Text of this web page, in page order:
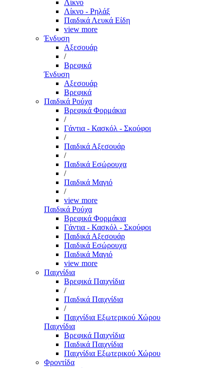
Λίκνο
Λίκνο - Ρηλάξ
Παιδικά Λευκά Είδη
view more
Ένδυση
Αξεσουάρ
/
Βρεφικά
Ένδυση
Αξεσουάρ
Βρεφικά
Παιδικά Ρούχα
Βρεφικά Φορμάκια
/
Γάντια - Κασκόλ - Σκούφοι
/
Παιδικά Αξεσουάρ
/
Παιδικά Εσώρουχα
/
Παιδικά Μαγιό
/
view more
Παιδικά Ρούχα
Βρεφικά Φορμάκια
Γάντια - Κασκόλ - Σκούφοι
Παιδικά Αξεσουάρ
Παιδικά Εσώρουχα
Παιδικά Μαγιό
view more
Παιχνίδια
Βρεφικά Παιχνίδια
/
Παιδικά Παιχνίδια
/
Παιχνίδια Εξωτερικού Χώρου
Παιχνίδια
Βρεφικά Παιχνίδια
Παιδικά Παιχνίδια
Παιχνίδια Εξωτερικού Χώρου
Φροντίδα